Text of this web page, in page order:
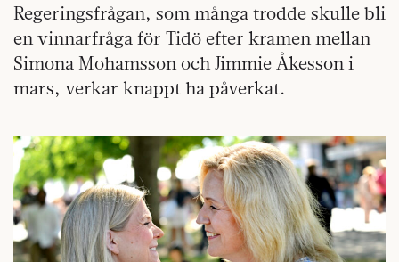
Regeringsfrågan, som många trodde skulle bli
en vinnarfråga för Tidö efter kramen mellan
Simona Mohamsson och Jimmie Åkesson i
mars, verkar knappt ha påverkat.